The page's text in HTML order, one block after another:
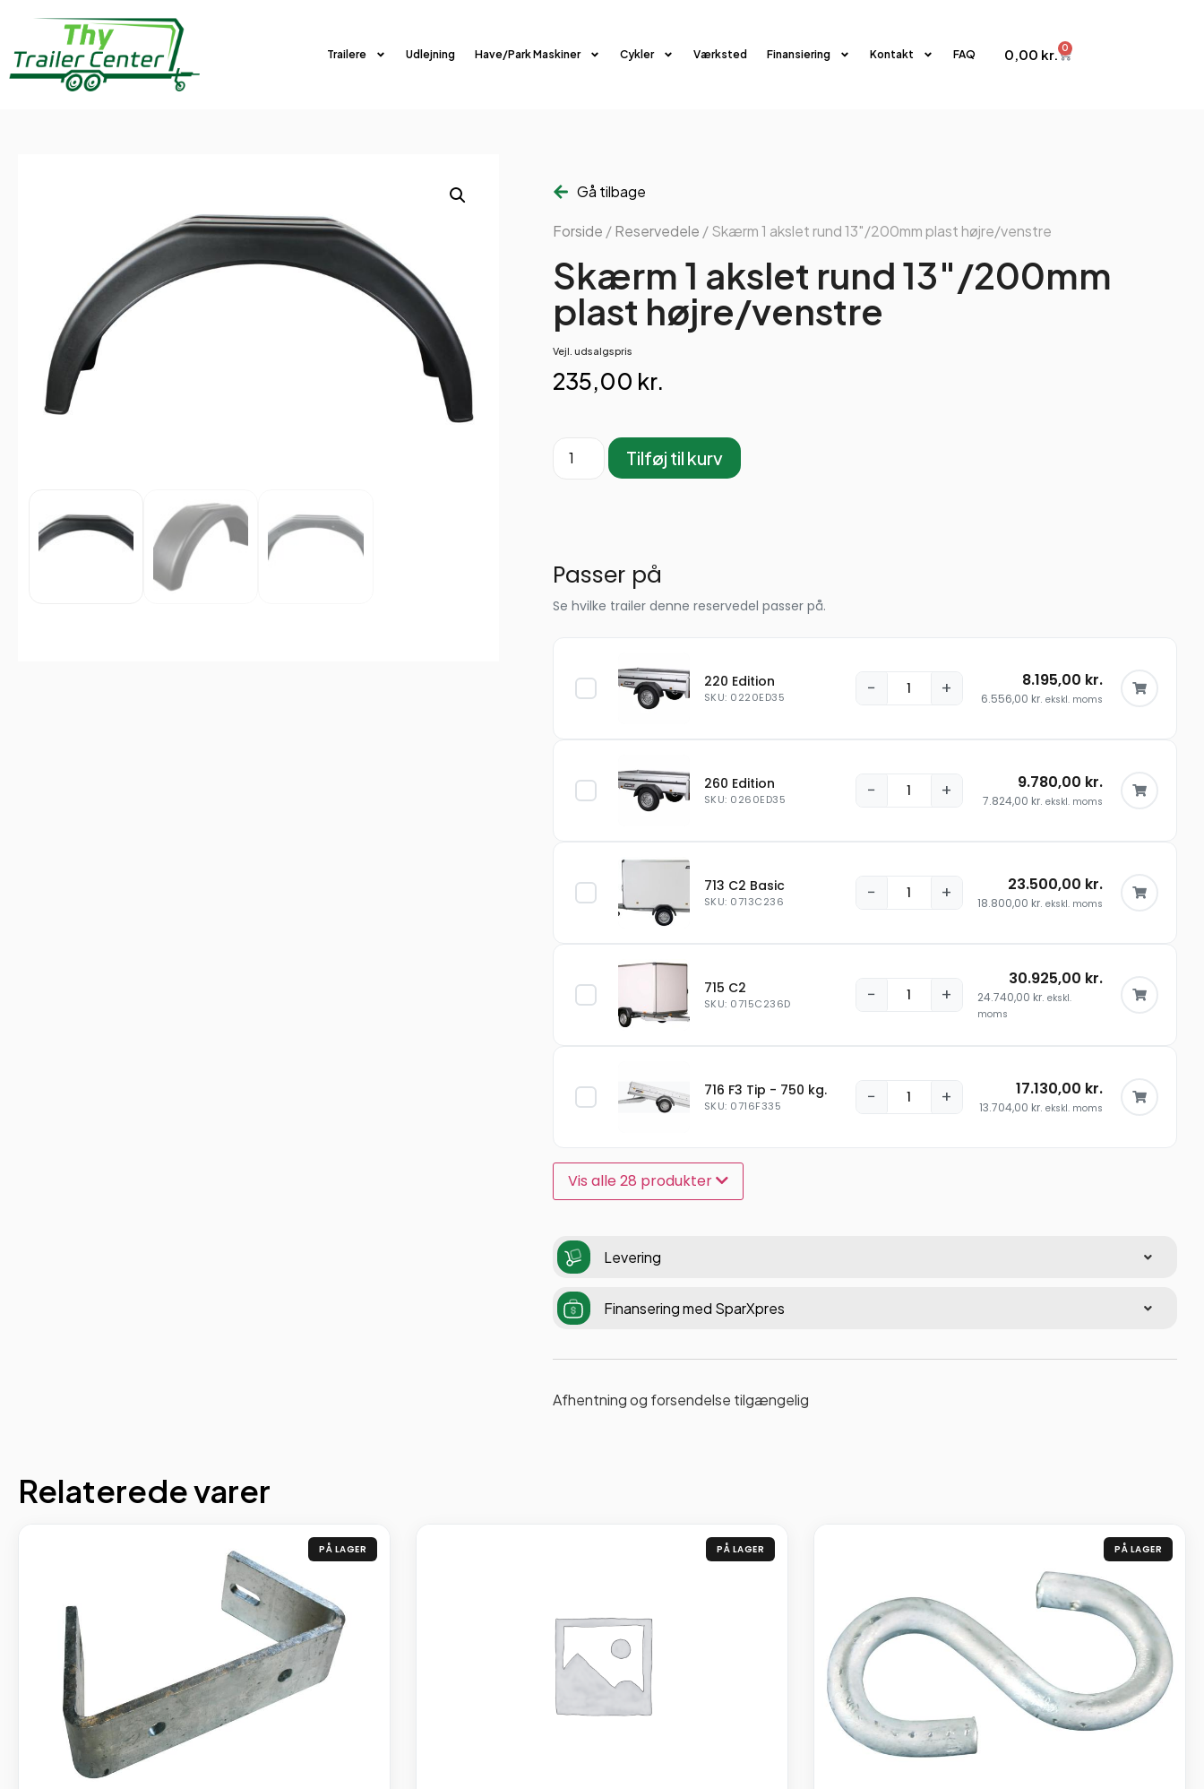
Trailere Udlejning Have/Park Maskiner Cykler Værksted Finansiering Kontakt FAQ 0,00 kr. 0
Gå tilbage
Forside /Reservedele / Skærm 1 akslet rund 13″/200mm plast højre/venstre
Skærm 1 akslet rund 13″/200mm
plast højre/venstre
Vejl. udsalgspris
235,00 kr.
Tilføj til kurv
Passer på
Se hvilke trailer denne reservedel passer på.
220 Edition
SKU: 0220ED35 − + 8.195,00 kr.
6.556,00 kr. ekskl. moms
260 Edition
SKU: 0260ED35 − + 9.780,00 kr.
7.824,00 kr. ekskl. moms
713 C2 Basic
SKU: 0713C236 − + 23.500,00 kr.
18.800,00 kr. ekskl. moms
715 C2
SKU: 0715C236D − +
30.925,00 kr.
24.740,00 kr. ekskl.
moms
716 F3 Tip - 750 kg.
SKU: 0716F335 − + 17.130,00 kr.
13.704,00 kr. ekskl. moms
Vis alle 28 produkter
Levering
Finansering med SparXpres
Afhentning og forsendelse tilgængelig
Relaterede varer
PÅ LAGER PÅ LAGER PÅ LAGER